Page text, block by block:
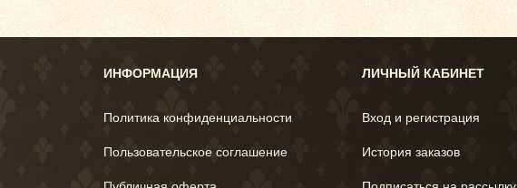
ИНФОРМАЦИЯ
Политика конфиденциальности
Пользовательское соглашение
ЛИЧНЫЙ КАБИНЕТ
Вход и регистрация
История заказов